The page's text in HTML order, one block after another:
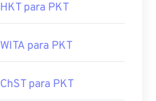
HKT para PKT
WITA para PKT
ChST para PKT